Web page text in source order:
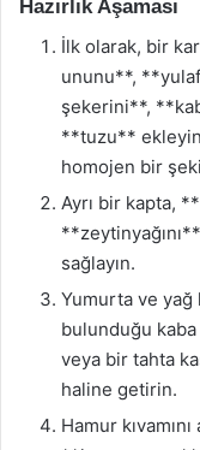
Hazırlık Aşaması
İlk olarak, bir
ununu**,
şekerini**,
**tuzu**
homojen bir
Ayrı bir kapta,
sağlayın.
Yumurta ve yağ
bulunduğu
veya bir tahta
haline getirin.
Hamur